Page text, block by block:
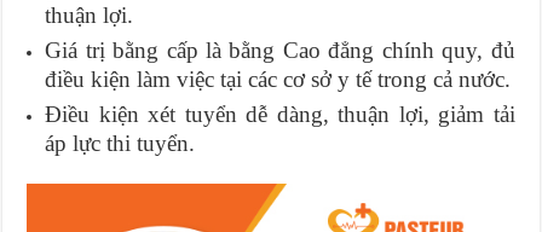
thuận lợi.
Giá trị bằng cấp là bằng Cao đẳng chính quy, đủ
điều kiện làm việc tại các cơ sở y tế trong cả nước.
Điều kiện xét tuyển dễ dàng, thuận lợi, giảm tải
áp lực thi tuyển.